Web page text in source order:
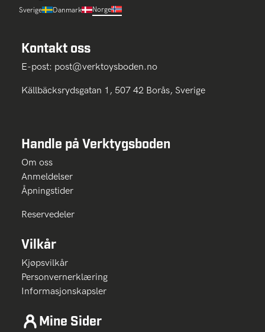
Sverige Danmark Norge
Kontakt oss
E-post: post@verktoysboden.no
Källbäcksrydsgatan 1, 507 42 Borås, Sverige
Handle på Verktygsboden
Om oss
Anmeldelser
Åpningstider
Reservedeler
Vilkår
Kjøpsvilkår
Personvernerklæring
Informasjonskapsler
Mine Sider